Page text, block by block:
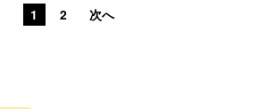
1 2 次へ